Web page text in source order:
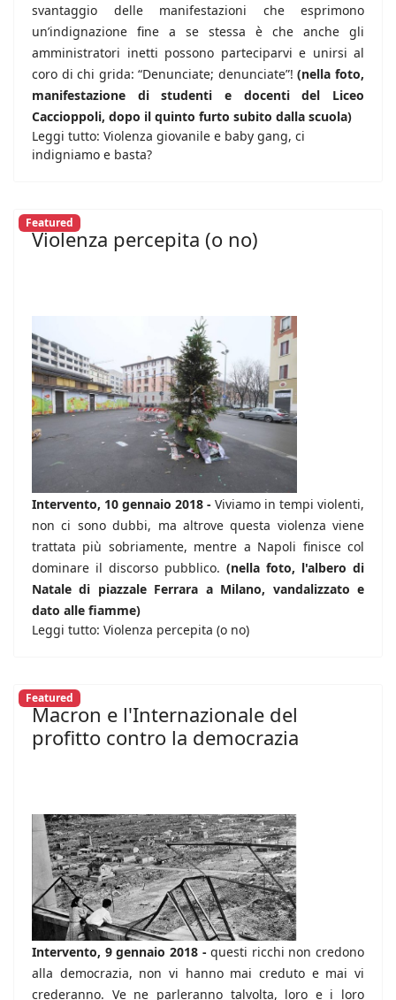
svantaggio delle manifestazioni che esprimono
un’indignazione fine a se stessa è che anche gli
amministratori inetti possono parteciparvi e unirsi al
coro di chi grida: “Denunciate; denunciate”!(nella foto,
manifestazione di studenti e docenti del Liceo
Caccioppoli, dopo il quinto furto subito dalla scuola)
Leggi tutto: Violenza giovanile e baby gang, ci
indigniamo e basta?
Featured
Violenza percepita (o no)
Intervento, 10 gennaio 2018 - Viviamo in tempi violenti,
non ci sono dubbi, ma altrove questa violenza viene
trattata più sobriamente, mentre a Napoli finisce col
dominare il discorso pubblico. (nella foto, l'albero di
Natale di piazzale Ferrara a Milano, vandalizzato e
dato alle fiamme)
Leggi tutto: Violenza percepita (o no)
Featured
Macron e l'Internazionale del
profitto contro la democrazia
Intervento, 9 gennaio 2018 - questi ricchi non credono
alla democrazia, non vi hanno mai creduto e mai vi
crederanno. Ve ne parleranno talvolta, loro e i loro